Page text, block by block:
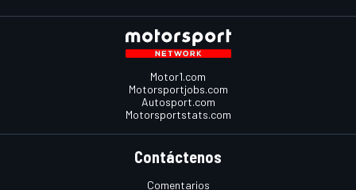
Motor1.com
Motorsportjobs.com
Autosport.com
Motorsportstats.com
Contáctenos
Comentarios